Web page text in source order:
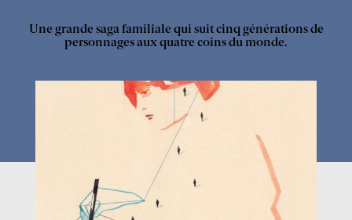
Une grande saga familiale qui suit cinq générations de
personnages aux quatre coins du monde.